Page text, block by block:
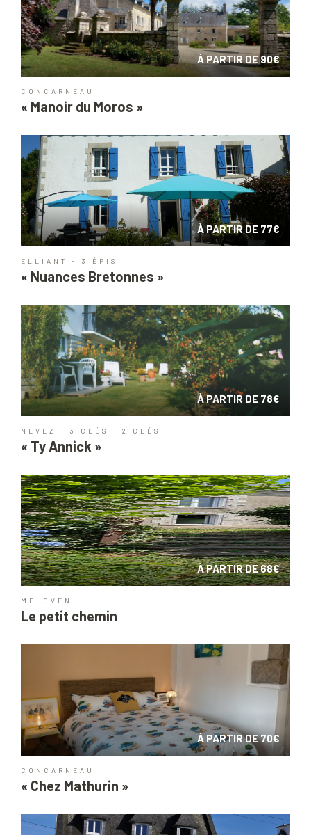
À PARTIR DE 90€
CONCARNEAU
« Manoir du Moros »
À PARTIR DE 77€
ELLIANT - 3 ÉPIS
« Nuances Bretonnes »
À PARTIR DE 78€
NÉVEZ - 3 CLÉS - 2 CLÉS
« Ty Annick »
À PARTIR DE 68€
MELGVEN
Le petit chemin
À PARTIR DE 70€
CONCARNEAU
« Chez Mathurin »